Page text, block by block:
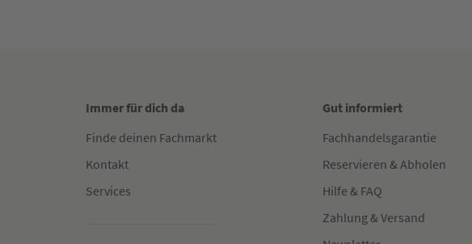
Immer für dich da
Finde deinen Fachmarkt
Kontakt
Services
Gut informiert
Fachhandelsgarantie
Reservieren & Abholen
Hilfe & FAQ
Zahlung & Versand